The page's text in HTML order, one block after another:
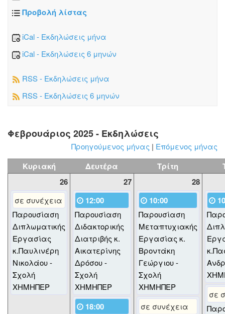
Προβολή λίστας
iCal - Εκδηλώσεις μήνα
iCal - Εκδηλώσεις 6 μηνών
RSS - Εκδηλώσεις μήνα
RSS - Εκδηλώσεις 6 μηνών
Φεβρουάριος 2025 - Εκδηλώσεις
Προηγούμενος μήνας | Επόμενος μήνας
Κυριακή Δευτέρα Τρίτη
26
27 28
σε συνέχεια
Παρουσίαση
Διπλωματικής
Εργασίας
κ.Παυλινέρη
Νικολάου -
Σχολή
ΧΗΜΗΠΕΡ
12:00
Παρουσίαση
Διδακτορικής
Διατριβής κ.
Αικατερίνης
Δρόσου -
Σχολή
ΧΗΜΗΠΕΡ
18:00
10:00
Παρουσίαση
Μεταπτυχιακής
Εργασίας κ.
Βροντάκη
Γεώργιου -
Σχολή
ΧΗΜΗΠΕΡ
σε συνέχεια
σε